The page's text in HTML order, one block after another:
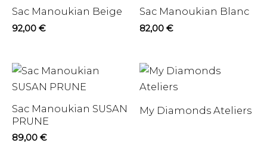
Sac Manoukian Beige
92,00 €
Sac Manoukian Blanc
82,00 €
Sac Manoukian SUSAN
PRUNE
89,00 €
My Diamonds Ateliers